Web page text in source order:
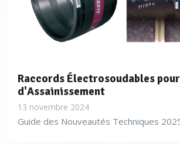
Raccords Électrosoudables pour
d'Assainissement
13 novembre 2024
Guide des Nouveautés Techniques